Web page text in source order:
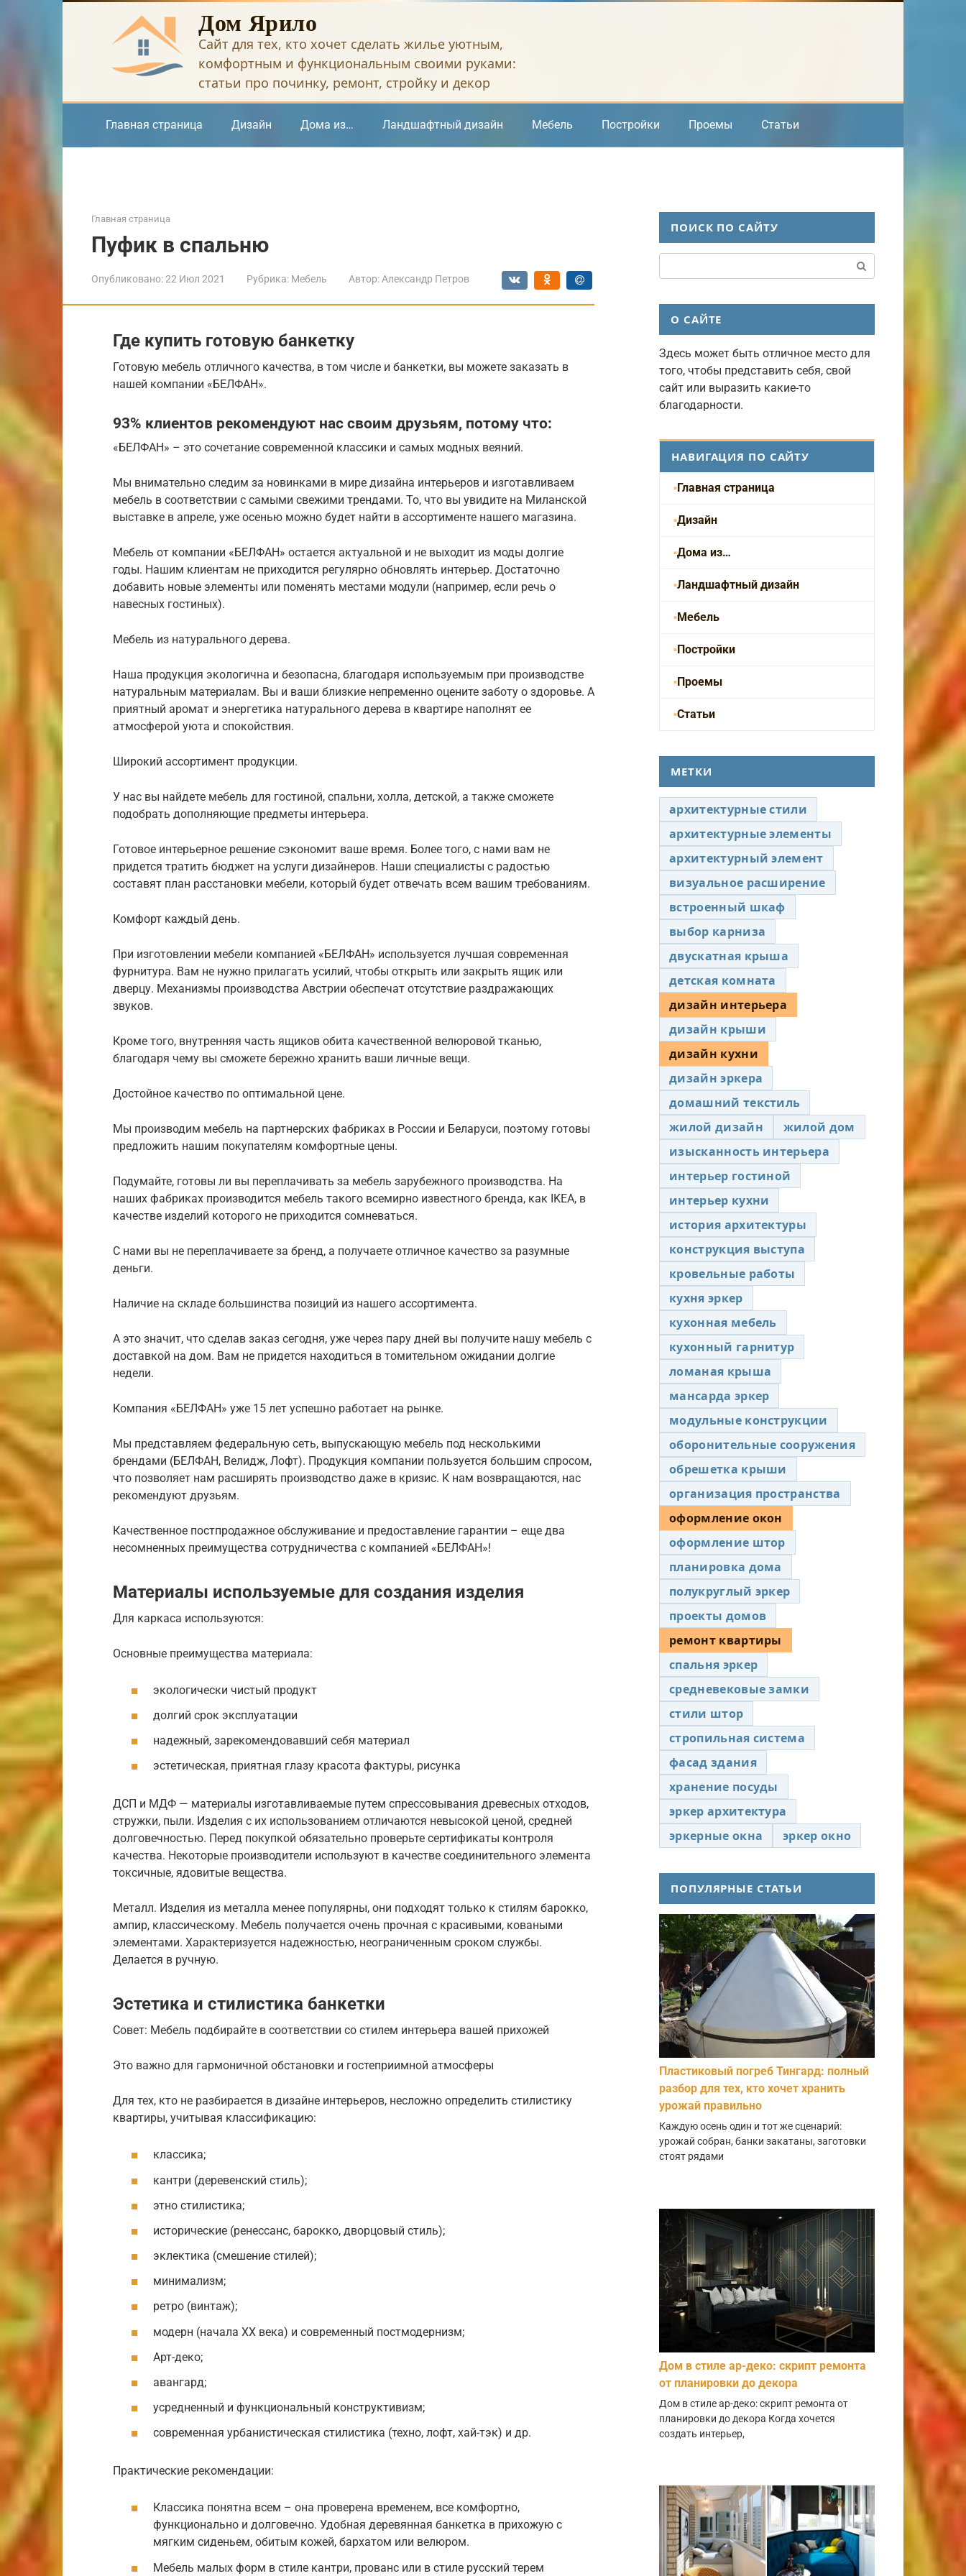
Дом Ярило
Сайт для тех, кто хочет сделать жилье уютным,
комфортным и функциональным своими руками:
статьи про починку, ремонт, стройку и декор
Главная страница Дизайн Дома из… Ландшафтный дизайн Мебель Постройки Проемы Статьи
Главная страница
Пуфик в спальню
Опубликовано:22 Июл 2021 Рубрика: Мебель Автор: Александр Петров
Где купить готовую банкетку
Готовую мебель отличного качества, в том числе и банкетки, вы можете заказать в
нашей компании «БЕЛФАН».
93% клиентов рекомендуют нас своим друзьям, потому что:
«БЕЛФАН» – это сочетание современной классики и самых модных веяний.
Мы внимательно следим за новинками в мире дизайна интерьеров и изготавливаем
мебель в соответствии с самыми свежими трендами. То, что вы увидите на Миланской
выставке в апреле, уже осенью можно будет найти в ассортименте нашего магазина.
Мебель от компании «БЕЛФАН» остается актуальной и не выходит из моды долгие
годы. Нашим клиентам не приходится регулярно обновлять интерьер. Достаточно
добавить новые элементы или поменять местами модули (например, если речь о
навесных гостиных).
Мебель из натурального дерева.
Наша продукция экологична и безопасна, благодаря используемым при производстве
натуральным материалам. Вы и ваши близкие непременно оцените заботу о здоровье. А
приятный аромат и энергетика натурального дерева в квартире наполнят ее
атмосферой уюта и спокойствия.
Широкий ассортимент продукции.
У нас вы найдете мебель для гостиной, спальни, холла, детской, а также сможете
подобрать дополняющие предметы интерьера.
Готовое интерьерное решение сэкономит ваше время. Более того, с нами вам не
придется тратить бюджет на услуги дизайнеров. Наши специалисты с радостью
составят план расстановки мебели, который будет отвечать всем вашим требованиям.
Комфорт каждый день.
При изготовлении мебели компанией «БЕЛФАН» используется лучшая современная
фурнитура. Вам не нужно прилагать усилий, чтобы открыть или закрыть ящик или
дверцу. Механизмы производства Австрии обеспечат отсутствие раздражающих
звуков.
Кроме того, внутренняя часть ящиков обита качественной велюровой тканью,
благодаря чему вы сможете бережно хранить ваши личные вещи.
Достойное качество по оптимальной цене.
Мы производим мебель на партнерских фабриках в России и Беларуси, поэтому готовы
предложить нашим покупателям комфортные цены.
Подумайте, готовы ли вы переплачивать за мебель зарубежного производства. На
наших фабриках производится мебель такого всемирно известного бренда, как IKEA, в
качестве изделий которого не приходится сомневаться.
С нами вы не переплачиваете за бренд, а получаете отличное качество за разумные
деньги.
Наличие на складе большинства позиций из нашего ассортимента.
А это значит, что сделав заказ сегодня, уже через пару дней вы получите нашу мебель с
доставкой на дом. Вам не придется находиться в томительном ожидании долгие
недели.
Компания «БЕЛФАН» уже 15 лет успешно работает на рынке.
Мы представляем федеральную сеть, выпускающую мебель под несколькими
брендами (БЕЛФАН, Велидж, Лофт). Продукция компании пользуется большим спросом,
что позволяет нам расширять производство даже в кризис. К нам возвращаются, нас
рекомендуют друзьям.
Качественное постпродажное обслуживание и предоставление гарантии – еще два
несомненных преимущества сотрудничества с компанией «БЕЛФАН»!
Материалы используемые для создания изделия
Для каркаса используются:
Основные преимущества материала:
экологически чистый продукт
долгий срок эксплуатации
надежный, зарекомендовавший себя материал
эстетическая, приятная глазу красота фактуры, рисунка
ДСП и МДФ — материалы изготавливаемые путем спрессовывания древесных отходов,
стружки, пыли. Изделия с их использованием отличаются невысокой ценой, средней
долговечностью. Перед покупкой обязательно проверьте сертификаты контроля
качества. Некоторые производители используют в качестве соединительного элемента
токсичные, ядовитые вещества.
Металл. Изделия из металла менее популярны, они подходят только к стилям барокко,
ампир, классическому. Мебель получается очень прочная с красивыми, коваными
элементами. Характеризуется надежностью, неограниченным сроком службы.
Делается в ручную.
Эстетика и стилистика банкетки
Совет: Мебель подбирайте в соответствии со стилем интерьера вашей прихожей
Это важно для гармоничной обстановки и гостеприимной атмосферы
Для тех, кто не разбирается в дизайне интерьеров, несложно определить стилистику
квартиры, учитывая классификацию:
классика;
кантри (деревенский стиль);
этно стилистика;
исторические (ренессанс, барокко, дворцовый стиль);
эклектика (смешение стилей);
минимализм;
ретро (винтаж);
модерн (начала ХХ века) и современный постмодернизм;
Арт-деко;
авангард;
усредненный и функциональный конструктивизм;
современная урбанистическая стилистика (техно, лофт, хай-тэк) и др.
Практические рекомендации:
Классика понятна всем – она проверена временем, все комфортно,
функционально и долговечно. Удобная деревянная банкетка в прихожую с
мягким сиденьем, обитым кожей, бархатом или велюром.
Мебель малых форм в стиле кантри, прованс или в стиле русский терем
ПОИСК ПО САЙТУ
О САЙТЕ
Здесь может быть отличное место для
того, чтобы представить себя, свой
сайт или выразить какие-то
благодарности.
НАВИГАЦИЯ ПО САЙТУ
Главная страница
Дизайн
Дома из…
Ландшафтный дизайн
Мебель
Постройки
Проемы
Статьи
МЕТКИ
архитектурные стили
архитектурные элементы
архитектурный элемент
визуальное расширение
встроенный шкаф
выбор карниза
двускатная крыша
детская комната
дизайн интерьера
дизайн крыши
дизайн кухни
дизайн эркера
домашний текстиль
жилой дизайн
жилой дом
изысканность интерьера
интерьер гостиной
интерьер кухни
история архитектуры
конструкция выступа
кровельные работы
кухня эркер
кухонная мебель
кухонный гарнитур
ломаная крыша
мансарда эркер
модульные конструкции
оборонительные сооружения
обрешетка крыши
организация пространства
оформление окон
оформление штор
планировка дома
полукруглый эркер
проекты домов
ремонт квартиры
спальня эркер
средневековые замки
стили штор
стропильная система
фасад здания
хранение посуды
эркер архитектура
эркерные окна
эркер окно
ПОПУЛЯРНЫЕ СТАТЬИ
Пластиковый погреб Тингард: полный
разбор для тех, кто хочет хранить
урожай правильно
Каждую осень один и тот же сценарий:
урожай собран, банки закатаны, заготовки
стоят рядами
Дом в стиле ар-деко: скрипт ремонта
от планировки до декора
Дом в стиле ар-деко: скрипт ремонта от
планировки до декора Когда хочется
создать интерьер,